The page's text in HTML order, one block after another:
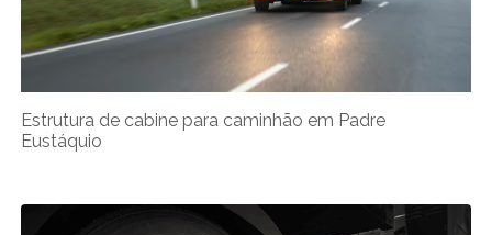
Estrutura de cabine para caminhão em Padre
Eustáquio